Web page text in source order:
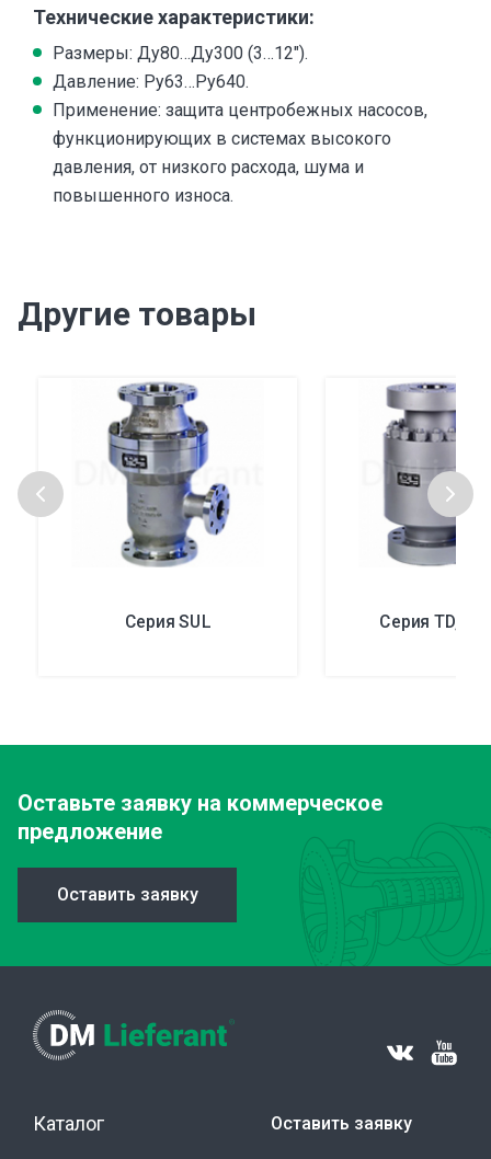
Технические характеристики:
Размеры: Ду80…Ду300 (3…12″).
Давление: Ру63…Ру640.
Применение: защита центробежных насосов,
функционирующих в системах высокого
давления, от низкого расхода, шума и
повышенного износа.
Другие товары
Серия SUL Серия TD,
Оставьте заявку на коммерческое
предложение
Оставить заявку
Каталог Оставить заявку